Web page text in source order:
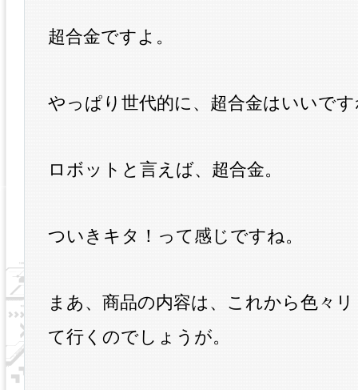
超合金ですよ。
やっぱり世代的に、超合金はいいで
ロボットと言えば、超合金。
ついきキタ！って感じですね。
まあ、商品の内容は、これから色々
て行くのでしょうが。